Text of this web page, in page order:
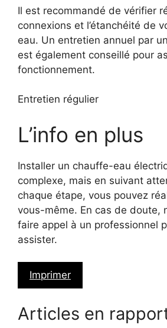
Il est recommandé de vérifier
connexions et l’étanchéité de
eau. Un entretien annuel par
est également conseillé pour
fonctionnement.
Entretien régulier
L’info en plus
Installer un chauffe-eau
complexe, mais en suivant
chaque étape, vous pouvez
vous-même. En cas de doute,
faire appel à un professionnel
assister.
Imprimer
Articles en